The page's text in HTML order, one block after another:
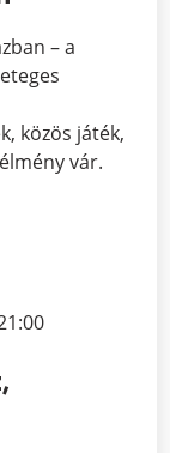
– a
közös játék,
vár.